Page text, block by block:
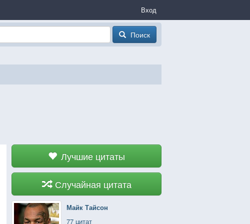
Вход
Поиск
Лучшие цитаты
Случайная цитата
Майк Тайсон
77 цитат